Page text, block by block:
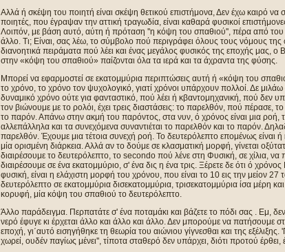
Αλλά ή σκέψη του ποιητή είναι σκέψη θετικού επιστήμονα, Δεν έχω καιρό να
ποιητές, που έγραψαν την αττική τραγωδία, είναι καθαρά φυσικοί
Λοιπόν, με βάση αυτό, αύτη ή πρόταση ''η κόψη του σπαθιού'', πέρα από του
άλλο. Τι; Είναι, σας λέω, το σύμβολο πού περιγράφει όλους τους νόμους
διανοητικά πειράματα πού λέει και ένας μεγάλος φυσικός της εποχής μας,
στην «κόψη του σπαθιού» παίζονται όλα τα ιερά και τα άχραντα της φύσης.
Μπορεί να εφαρμοστεί σε εκατομμύρια περιπτώσεις αυτή ή «κόψη του
το χρόνο, το χρόνο τον ψυχολογικό, γιατί χρόνοι υπάρχουν πολλοί. Δε
δυναμικό χρόνο ούτε για φανταστικό, πού λέει ή κβαντομηχανική, πού δεν
τον βιώνουμε με το ρολόι, έχει τρεις διαστάσεις: το παρελθόν, πού πέρασε,
το παρόν. Απάνω στην ακμή του παρόντος, στα νυν, ό χρόνος είναι μια ροή,
αλλεπάλληλα και τα συνεχόμενα συναντιέται το παρελθόν και το παρόν.
παρελθόν. Έχουμε μια τέτοια συνεχή ροή. Το δευτερόλεπτο επομένως είναι
μία ορισμένη διάρκεια. Αλλά αν το δούμε σε κλασματική μορφή, γίνεται
διαιρέσουμε το δευτερόλεπτο, το secondo πού λένε στη Φυσική, σε χίλια,
διαιρέσουμε σε ένα εκατομμύριο, σ' ένα δις η ένα τρις. Ξέρετε δε ότι ό
φυσική, είναι η ελάχιστη μορφή του χρόνου, που είναι το 10 εις την μείον
δευτερόλεπτο σε εκατομμύρια δισεκατομμύρια, τρισεκατομμύρια ίσα μέρη
κορυφή, μία κόψη του σπαθιού το δευτερόλεπτο.
Άλλο παράδειγμα. Περπατάτε σ' ένα ποταμάκι και βάζετε το πόδι σας . Εμ,
νερό έφυγε κι έρχεται άλλο και άλλο και άλλο. Δεν μπορούμε να πατήσουμε
εποχή, γι΄αυτό εισηγήθηκε τη θεωρία του αιώνιου γίγνεσθαι και της
χωρεί, ουδέν παγίως μένει'', τίποτα σταθερό δεν υπάρχει, διότι προτού έρθει,